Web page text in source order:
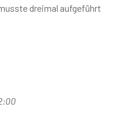
dreimal aufgeführt